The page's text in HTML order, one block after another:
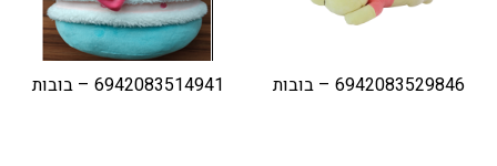
6942083529846 – בובות 6942083514941 – בובות